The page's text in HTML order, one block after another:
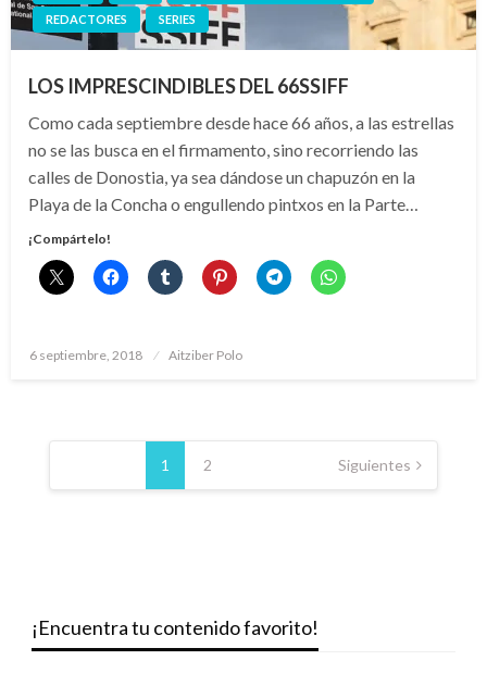
REDACTORES
SERIES
LOS IMPRESCINDIBLES DEL 66SSIFF
Como cada septiembre desde hace 66 años, a las estrellas
no se las busca en el firmamento, sino recorriendo las
calles de Donostia, ya sea dándose un chapuzón en la
Playa de la Concha o engullendo pintxos en la Parte…
¡Compártelo!
Publicado
6 septiembre, 2018 Aitziber Polo
Paginación
entradas
1 2 Siguientes
¡Encuentra tu contenido favorito!